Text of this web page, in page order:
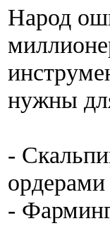
Народ
нужны
-
ордерами
-